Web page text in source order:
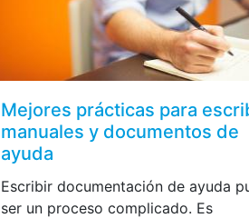
Mejores prácticas para
manuales y documentos de
ayuda
Escribir documentación de ayuda
ser un proceso complicado. Es